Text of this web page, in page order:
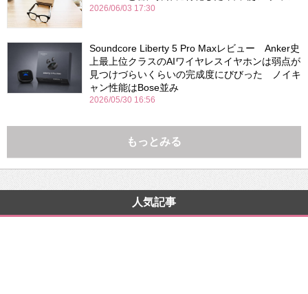
2026/06/03 17:30
Soundcore Liberty 5 Pro Maxレビュー Anker史
上最上位クラスのAIワイヤレスイヤホンは弱点が
見つけづらいくらいの完成度にびびった ノイキ
ャン性能はBose並み
2026/05/30 16:56
もっとみる
人気記事